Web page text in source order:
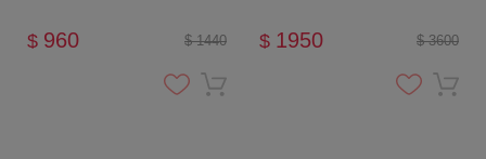
$ 1440
$ 960 $ 3600
$ 1950